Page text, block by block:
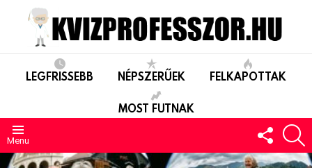
LEGFRISSEBB NÉPSZERŰEK FELKAPOTTAK
MOST FUTNAK
Menu
US
LEGUTÓBBIAK